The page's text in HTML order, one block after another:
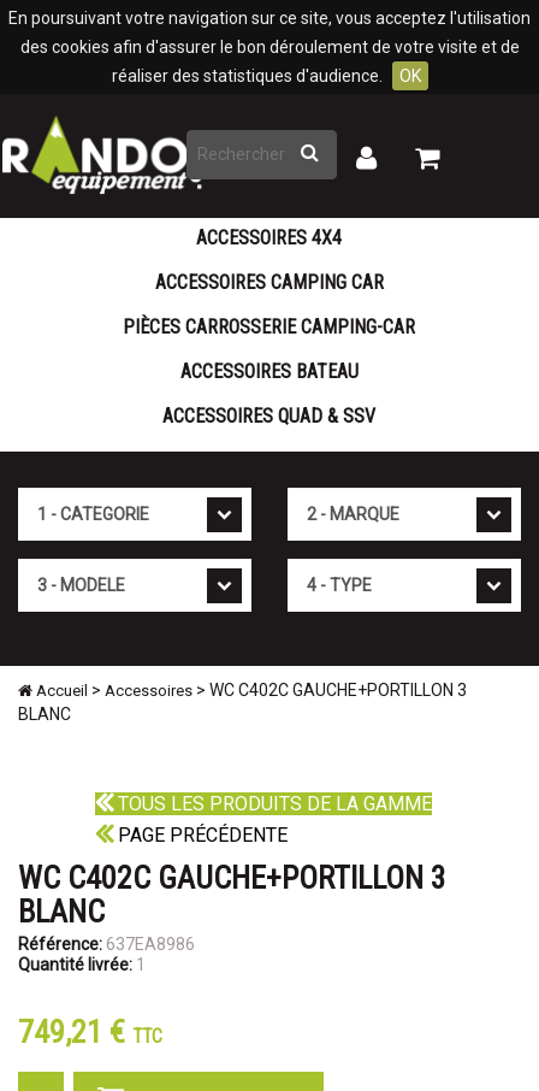
En poursuivant votre navigation sur ce site, vous acceptez l'utilisation
des cookies afin d'assurer le bon déroulement de votre visite et de
réaliser des statistiques d'audience.
OK
Rechercher
Mon
Mon
ACCESSOIRES 4X4
ACCESSOIRES CAMPING CAR
PIÈCES CARROSSERIE CAMPING-CAR
ACCESSOIRES BATEAU
ACCESSOIRES QUAD & SSV
Accueil > Accessoires > WC C402C GAUCHE+PORTILLON 3
BLANC
TOUS LES PRODUITS DE LA GAMME
PAGE PRÉCÉDENTE
WC C402C GAUCHE+PORTILLON 3
BLANC
Référence: 637EA8986
Quantité livrée: 1
749,21 € TTC
Panneau de gestion des cookies